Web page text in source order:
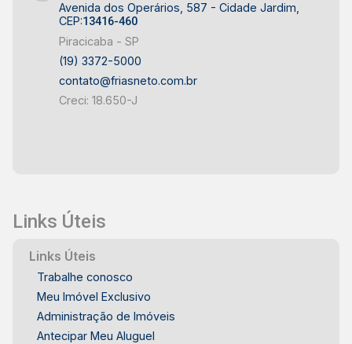
Avenida dos Operários, 587 - Cidade Jardim,
CEP:13416-460
Piracicaba - SP
(19) 3372-5000
contato@friasneto.com.br
Creci: 18.650-J
Links Úteis
Links Úteis
Trabalhe conosco
Meu Imóvel Exclusivo
Administração de Imóveis
Antecipar Meu Aluguel